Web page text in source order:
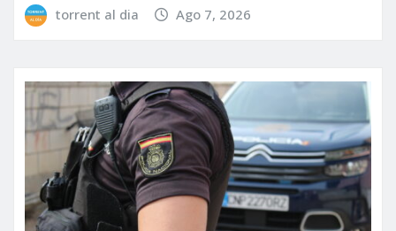
torrent al dia Ago 7, 2026